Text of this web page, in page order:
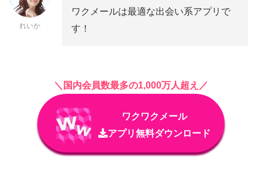
れいか
ワクメールは最適な出会い系アプリで
す！
＼国内会員数最多の1,000万人超え／
ワクワクメール
アプリ無料ダウンロード